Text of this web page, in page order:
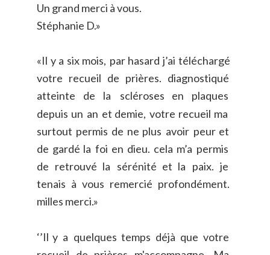
Un grand merci à vous.
Stéphanie D.»
«Il y a six mois, par hasard j’ai téléchargé
votre recueil de prières. diagnostiqué
atteinte
de la scléroses en
plaques
depuis un an et demie, votre recueil ma
surtout permis de ne plus avoir peur et
de gardé la foi en dieu. cela m’a permis
de retrouvé la sérénité et la paix. je
tenais à vous remercié profondément.
milles merci.»
‘’Il y a quelques temps déjà que votre